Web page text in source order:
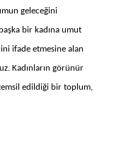
geleceğini
bir kadına umut
ifade etmesine alan
Kadınların görünür
edildiği bir toplum,